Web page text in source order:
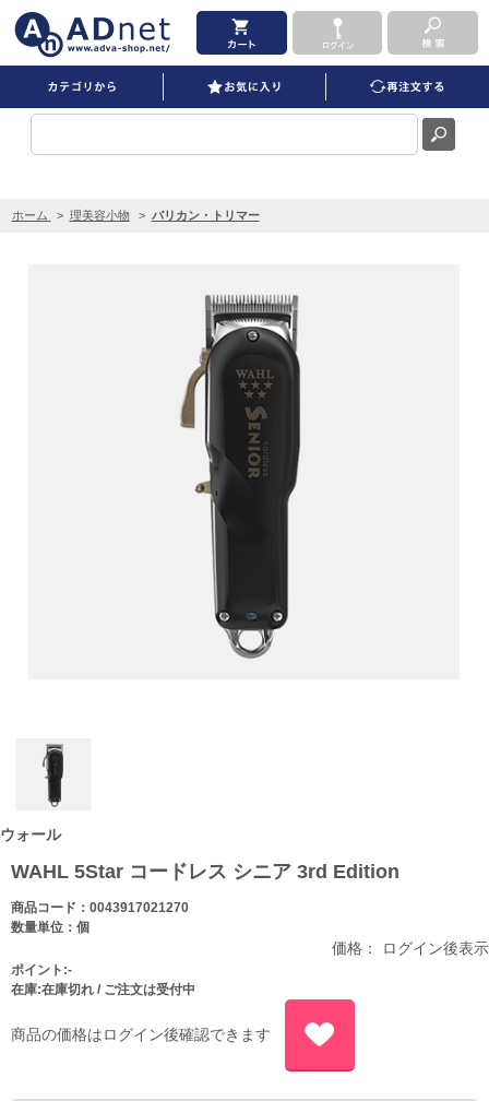
ホーム > 理美容小物 > バリカン・トリマー
ウォール
WAHL 5Star コードレス シニア 3rd Edition
商品コード：0043917021270
数量単位：個
価格： ログイン後表示
ポイント:-
在庫:在庫切れ / ご注文は受付中
商品の価格はログイン後確認できます